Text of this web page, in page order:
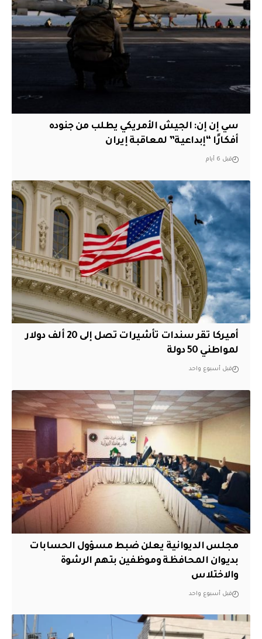
سي إن إن: الجيش الأمريكي يطلب من جنوده
أفكارًا “إبداعية” لمعاقبة إيران
قبل 6 أيام
أميركا تقر سندات تأشيرات تصل إلى 20 ألف دولار
لمواطني 50 دولة
قبل أسبوع واحد
مجلس الديوانية يعلن ضبط مسؤول الحسابات
بديوان المحافظة وموظفين بتهم الرشوة
والاختلاس
قبل أسبوع واحد